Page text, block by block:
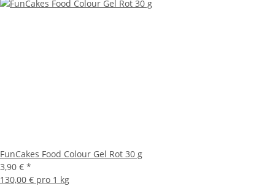
FunCakes Food Colour Gel Rot 30 g
3,90 € *
130,00 € pro 1 kg